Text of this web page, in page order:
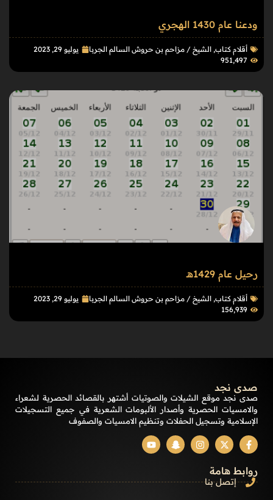
ودعنا عام 1430 الهجري
أقلام كتاب, الشيخ / مزاحم بن حروش السالم الجربا
يوليو 29, 2023
951٬497
رحيل عام 1429هـ
أقلام كتاب, الشيخ / مزاحم بن حروش السالم الجربا
يوليو 29, 2023
156٬939
صدى نجد
صدى نجد موقع الشيلات والصوتيات أشتهر بالقصائد الحصرية لشعراء
والامسيات الحصرية وأصدار الألبومات الشعرية في جميع التسجيلات
الإسلامية وتسجيل الحفلات وتنظيم الامسيات والصفوف
روابط هامة
إتصل بنا